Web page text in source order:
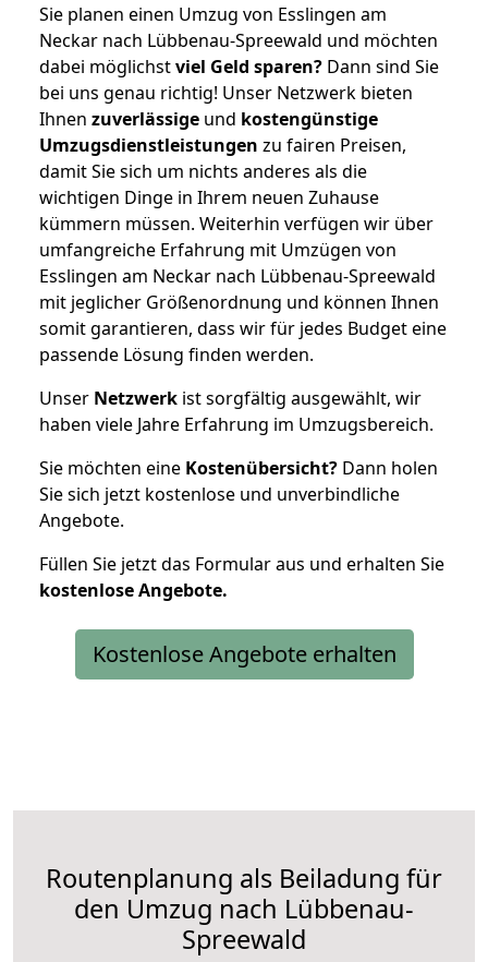
Sie planen einen Umzug von Esslingen am
Neckar nach Lübbenau-Spreewald und möchten
dabei möglichstviel Geld sparen? Dann sind Sie
bei uns genau richtig! Unser Netzwerk bieten
Ihnen zuverlässige und kostengünstige
Umzugsdienstleistungen zu fairen Preisen,
damit Sie sich um nichts anderes als die
wichtigen Dinge in Ihrem neuen Zuhause
kümmern müssen. Weiterhin verfügen wir über
umfangreiche Erfahrung mit Umzügen von
Esslingen am Neckar nach Lübbenau-Spreewald
mit jeglicher Größenordnung und können Ihnen
somit garantieren, dass wir für jedes Budget eine
passende Lösung finden werden.
Unser Netzwerk ist sorgfältig ausgewählt, wir
haben viele Jahre Erfahrung im Umzugsbereich.
Sie möchten eine Kostenübersicht? Dann holen
Sie sich jetzt kostenlose und unverbindliche
Angebote.
Füllen Sie jetzt das Formular aus und erhalten Sie
kostenloseAngebote.
Kostenlose Angebote erhalten
Routenplanung als Beiladung für
den Umzug nach Lübbenau-
Spreewald